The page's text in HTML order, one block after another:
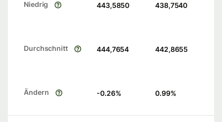
Niedrig 443,5850 438,7540
Durchschnitt 444,7654 442,8655
Ändern -0.26% 0.99%